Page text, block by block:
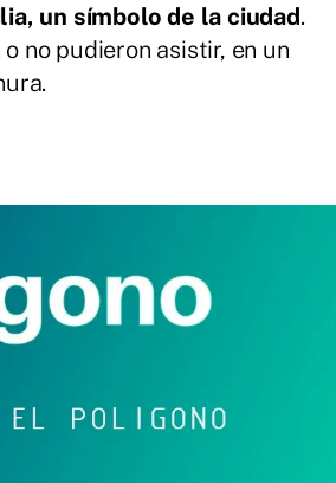
un símbolo de la ciudad.
no pudieron asistir, en un